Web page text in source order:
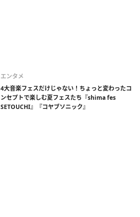
エンタメ
4大音楽フェスだけじゃない！ちょっと変わったコ
ンセプトで楽しむ夏フェスたち『shima fes
SETOUCHI』『コヤブソニック』